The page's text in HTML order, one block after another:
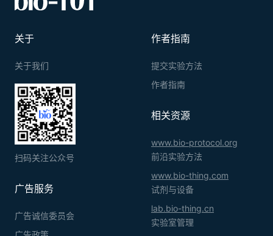
关于
关于我们
扫码关注公众号
广告服务
广告诚信委员会
作者指南
提交实验方法
作者指南
相关资源
www.bio-protocol.org
前沿实验方法
www.bio-thing.com
试剂与设备
lab.bio-thing.cn
实验室管理